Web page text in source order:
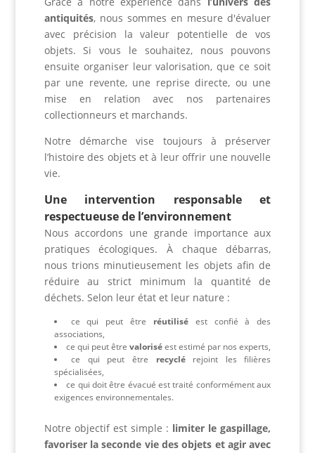
antiquités, nous sommes en mesure d'évaluer
avec précision la valeur potentielle de vos
objets. Si vous le souhaitez, nous pouvons
ensuite organiser leur valorisation, que ce soit
par une revente, une reprise directe, ou une
mise en relation avec nos partenaires
collectionneurs et marchands.
Notre démarche vise toujours à préserver
l’histoire des objets et à leur offrir une nouvelle
vie.
Une intervention responsable et
respectueuse de l’environnement
Nous accordons une grande importance aux
pratiques écologiques. À chaque débarras,
nous trions minutieusement les objets afin de
réduire au strict minimum la quantité de
déchets. Selon leur état et leur nature :
ce qui peut être réutiliséest confié à des
associations,
ce qui peut être valoriséest estimé par nos experts,
ce qui peut être recyclérejoint les filières
spécialisées,
ce qui doit être évacué est traité conformément aux
exigences environnementales.
Notre objectif est simple : limiter le gaspillage,
favoriser la seconde vie des objets et agir avec